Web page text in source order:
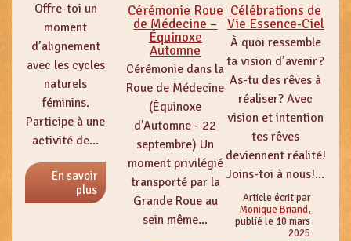
Offre-toi un
moment
d’alignement
avec les cycles
naturels
féminins.
Participe à une
activité de...
En savoir
plus
Cérémonie Roue
de Médecine –
Équinoxe
Automne
Cérémonie dans la
Roue de Médecine
(Équinoxe
d'Automne - 22
septembre) Un
moment privilégié
transporté par la
Grande Roue au
sein même...
Célébrations de
Vie Essence-Ciel
À quoi ressemble
ta vision d’avenir ?
As-tu des rêves à
réaliser? Avec
vision et intention
tes rêves
deviennent réalité!
Joins-toi à nous!...
Article écrit par
Monique Briand,
publié le 10 mars
2025